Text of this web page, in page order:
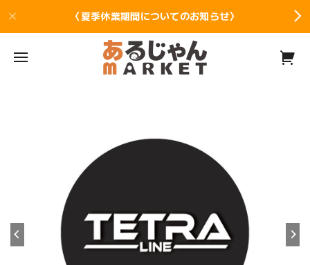
〈夏季休業期間についてのお知らせ〉